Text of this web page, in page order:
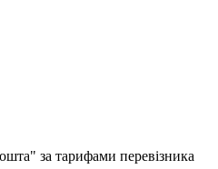
за тарифами перевізника